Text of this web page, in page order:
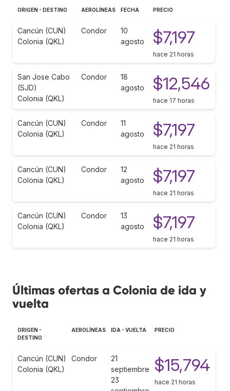
ORIGEN - DESTINO AEROLÍNEAS FECHA PRECIO
Cancún (CUN)
Colonia (QKL)
Condor
10
agosto
$7,197
hace 21 horas
San Jose Cabo
(SJD)
Colonia (QKL)
Condor
18
agosto
$12,546
hace 17 horas
Cancún (CUN)
Colonia (QKL)
Condor
11
agosto
$7,197
hace 21 horas
Cancún (CUN)
Colonia (QKL)
Condor
12
agosto
$7,197
hace 21 horas
Cancún (CUN)
Colonia (QKL)
Condor
13
agosto
$7,197
hace 21 horas
Últimas ofertas a Colonia de ida y
vuelta
ORIGEN -
DESTINO
AEROLÍNEAS IDA - VUELTA PRECIO
Cancún (CUN)
Colonia (QKL)
Condor
21
septiembre
23
$15,794
hace 21 horas